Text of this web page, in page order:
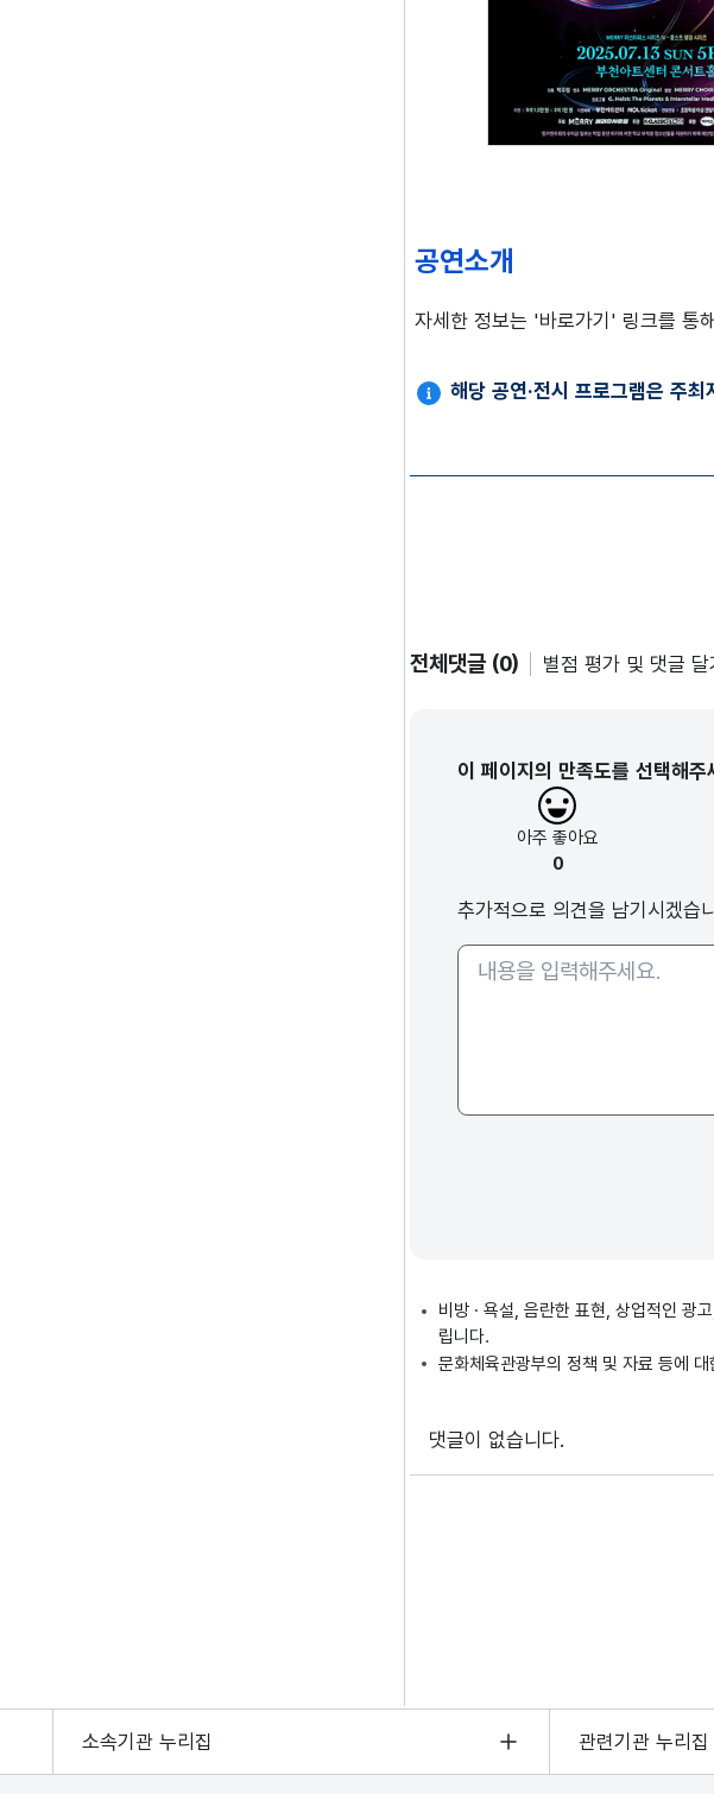
공연소개
자세한 정보는 '바로가기' 링크를 통
해당 공연·전시 프로그램은 주
전체댓글 (0) 별점 평가 및 댓글
이 페이지의 만족도를 선택해주
아주 좋아요
0
추가적으로 의견을 남기시겠습
비방 · 욕설, 음란한 표현, 상업적인 광
립니다.
문화체육관광부의 정책 및 자료 등에
댓글이 없습니다.
소속기관 누리집 관련기관 누리집